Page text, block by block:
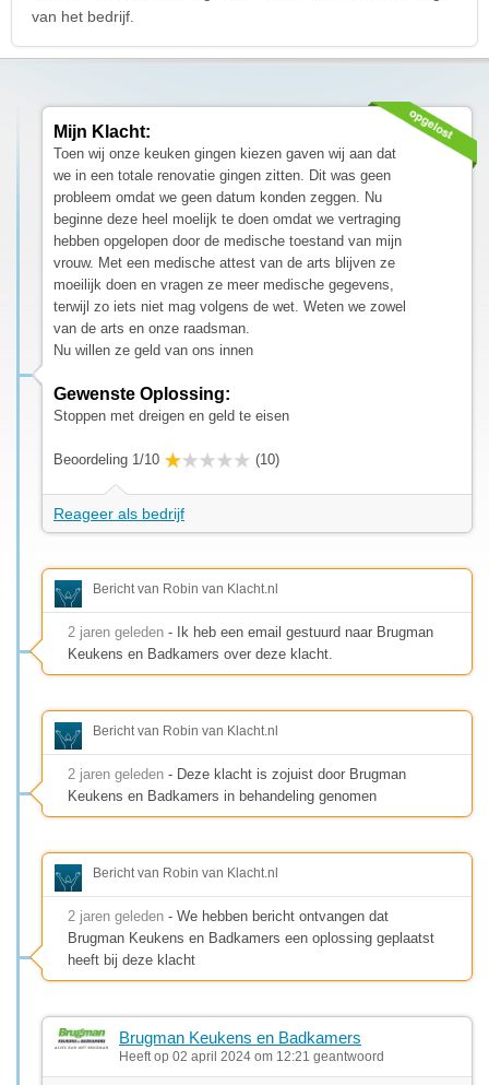
van het bedrijf.
Mijn Klacht:
Toen wij onze keuken gingen kiezen gaven wij aan dat
we in een totale renovatie gingen zitten. Dit was geen
probleem omdat we geen datum konden zeggen. Nu
beginne deze heel moelijk te doen omdat we vertraging
hebben opgelopen door de medische toestand van mijn
vrouw. Met een medische attest van de arts blijven ze
moeilijk doen en vragen ze meer medische gegevens,
terwijl zo iets niet mag volgens de wet. Weten we zowel
van de arts en onze raadsman.
Nu willen ze geld van ons innen
Gewenste Oplossing:
Stoppen met dreigen en geld te eisen
Beoordeling 1/10 (10)
Reageer als bedrijf
Bericht van Robin van Klacht.nl
2 jaren geleden - Ik heb een email gestuurd naar Brugman
Keukens en Badkamers over deze klacht.
Bericht van Robin van Klacht.nl
2 jaren geleden - Deze klacht is zojuist door Brugman
Keukens en Badkamers in behandeling genomen
Bericht van Robin van Klacht.nl
2 jaren geleden - We hebben bericht ontvangen dat
Brugman Keukens en Badkamers een oplossing geplaatst
heeft bij deze klacht
Brugman Keukens en Badkamers
Heeft op 02 april 2024 om 12:21 geantwoord